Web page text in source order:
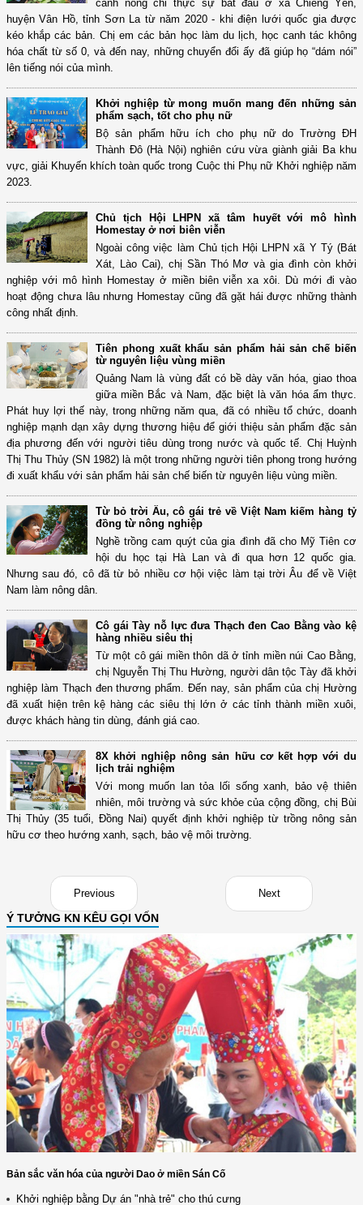
canh nông chỉ thực sự bắt đầu ở xã Chiềng Yên,
huyện Vân Hồ, tỉnh Sơn La từ năm 2020 - khi điện lưới quốc gia được
kéo khắp các bản. Chị em các bản học làm du lịch, học canh tác không
hóa chất từ số 0, và đến nay, những chuyển đổi ấy đã giúp họ “dám nói”
lên tiếng nói của mình.
Khởi nghiệp từ mong muốn mang đến những sản
phẩm sạch, tốt cho phụ nữ
Bộ sản phẩm hữu ích cho phụ nữ do Trường ĐH
Thành Đô (Hà Nội) nghiên cứu vừa giành giải Ba khu
vực, giải Khuyến khích toàn quốc trong Cuộc thi Phụ nữ Khởi nghiệp năm
2023.
Chủ tịch Hội LHPN xã tâm huyết với mô hình
Homestay ở nơi biên viễn
Ngoài công việc làm Chủ tịch Hội LHPN xã Y Tý (Bát
Xát, Lào Cai), chị Sần Thó Mơ và gia đình còn khởi
nghiệp với mô hình Homestay ở miền biên viễn xa xôi. Dù mới đi vào
hoạt động chưa lâu nhưng Homestay cũng đã gặt hái được những thành
công nhất định.
Tiên phong xuất khẩu sản phẩm hải sản chế biến
từ nguyên liệu vùng miền
Quảng Nam là vùng đất có bề dày văn hóa, giao thoa
giữa miền Bắc và Nam, đặc biệt là văn hóa ẩm thực.
Phát huy lợi thế này, trong những năm qua, đã có nhiều tổ chức, doanh
nghiệp mạnh dạn xây dựng thương hiệu để giới thiệu sản phẩm đặc sản
địa phương đến với người tiêu dùng trong nước và quốc tế. Chị Huỳnh
Thị Thu Thủy (SN 1982) là một trong những người tiên phong trong hướng
đi xuất khẩu với sản phẩm hải sản chế biến từ nguyên liệu vùng miền.
Từ bỏ trời Âu, cô gái trẻ về Việt Nam kiếm hàng tỷ
đồng từ nông nghiệp
Nghề trồng cam quýt của gia đình đã cho Mỹ Tiên cơ
hội du học tại Hà Lan và đi qua hơn 12 quốc gia.
Nhưng sau đó, cô đã từ bỏ nhiều cơ hội việc làm tại trời Âu để về Việt
Nam làm nông dân.
Cô gái Tày nỗ lực đưa Thạch đen Cao Bằng vào kệ
hàng nhiều siêu thị
Từ một cô gái miền thôn dã ở tỉnh miền núi Cao Bằng,
chị Nguyễn Thị Thu Hường, người dân tộc Tày đã khởi
nghiệp làm Thạch đen thương phẩm. Đến nay, sản phẩm của chị Hường
đã xuất hiện trên kệ hàng các siêu thị lớn ở các tỉnh thành miền xuôi,
được khách hàng tin dùng, đánh giá cao.
8X khởi nghiệp nông sản hữu cơ kết hợp với du
lịch trải nghiệm
Với mong muốn lan tỏa lối sống xanh, bảo vệ thiên
nhiên, môi trường và sức khỏe của cộng đồng, chị Bùi
Thị Thủy (35 tuổi, Đồng Nai) quyết định khởi nghiệp từ trồng nông sản
hữu cơ theo hướng xanh, sạch, bảo vệ môi trường.
Previous Next
Ý TƯỞNG KN KÊU GỌI VỐN
Bản sắc văn hóa của người Dao ở miền Sán Cố
Khởi nghiệp bằng Dự án "nhà trẻ" cho thú cưng